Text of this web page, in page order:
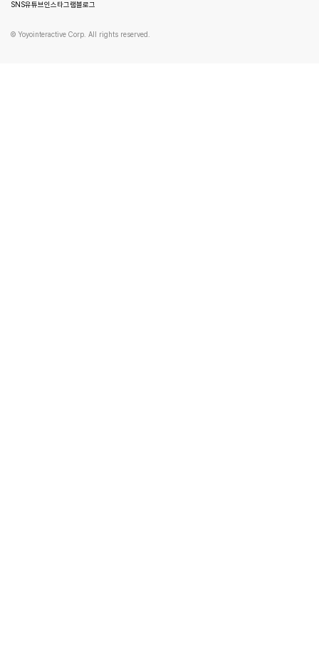
SNS유튜브인스타그램블로그
© Yoyointeractive Corp. All rights reserved.